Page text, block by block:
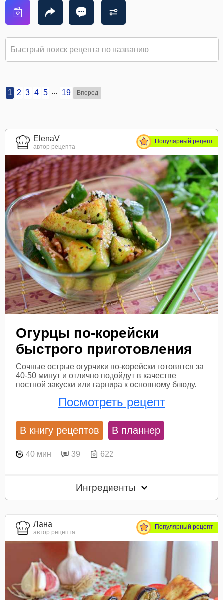
1 2 3 4 5 19 Вперед
ElenaV
автор рецепта
Популярный рецепт
Огурцы по-корейски
быстрого приготовления
Сочные острые огурчики по-корейски готовятся за
40-50 минут и отлично подойдут в качестве
постной закуски или гарнира к основному блюду.
Посмотреть рецепт
В книгу рецептов В планнер
40 мин 39 622
Ингредиенты
Лана
автор рецепта
Популярный рецепт